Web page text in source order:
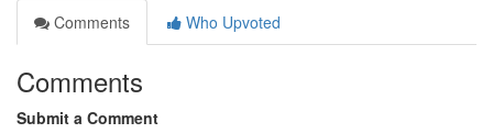
Comments
Who Upvoted
Comments
Submit a Comment